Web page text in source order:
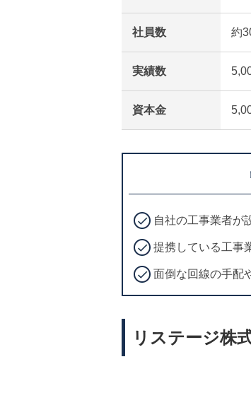
社員数 約
実績数
資本金
自社の工事業者が
提携している工事
面倒な回線の手配
リステージ株